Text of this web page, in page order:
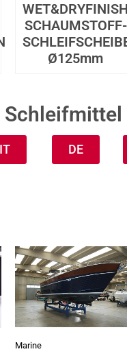
WET&DRYFINISH
SCHAUMSTOFF-
Ø125mm
IT DE
Marine